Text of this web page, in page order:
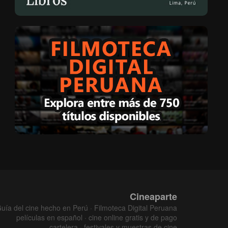
Cineaparte
del cine hecho en Perú · Filmoteca Digital Peruana
películas en español · cine online gratis y de pago